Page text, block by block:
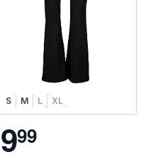
S M L XL
999